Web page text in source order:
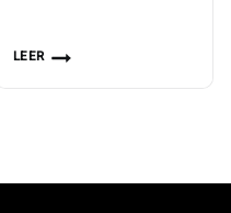
LEER